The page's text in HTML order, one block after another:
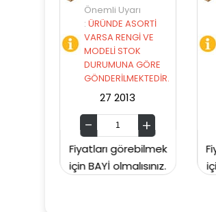
RENGİ VE
görebilmek
olmalısınız.
Önemli Uyarı
:ÜRÜNDE ASORTİ
VARSA RENGİ VE
MODELİ STOK
DURUMUNA GÖRE
GÖNDERİLMEKTEDİR.
Fiyatları görebilmek
için BAYİ olmalısınız.